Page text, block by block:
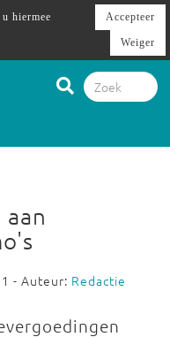
- Auteur: Redactie
hiermee
Accepteer
Weiger